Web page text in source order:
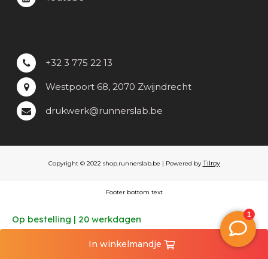
Op bestelling | 20 werkdagen
In winkelmandje
+32 3 775 22 13
Westpoort 68, 2070 Zwijndrecht
drukwerk@runnerslab.be
Copyright © 2022 shop.runnerslab.be | Powered byTilroy
Footer bottom text